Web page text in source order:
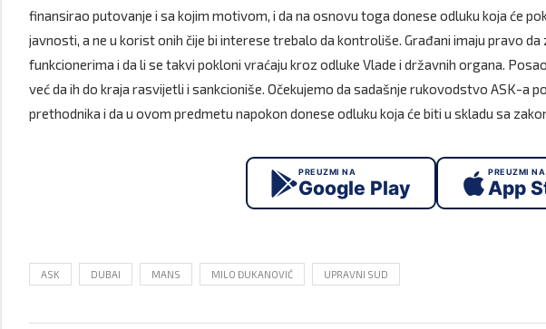
finansirao putovanje i sa kojim motivom, i da na osnovu toga donese odluku koja će
javnosti, a ne u korist onih čije bi interese trebalo da kontroliše. Građani imaju pravo
funkcionerima i da li se takvi pokloni vraćaju kroz odluke Vlade i državnih organa.
već da ih do kraja rasvijetli i sankcioniše. Očekujemo da sadašnje rukovodstvo ASK-a
prethodnika i da u ovom predmetu napokon donese odluku koja će biti u skladu sa
PREUZMI NA
Google Play
PREUZMI NA
App
ASK DUBAI MANS MILO ĐUKANOVIĆ UPRAVNI SUD